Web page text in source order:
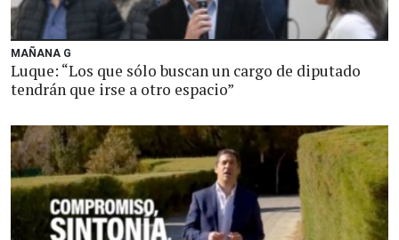
MAÑANA G
Luque: “Los que sólo buscan un cargo de diputado
tendrán que irse a otro espacio”